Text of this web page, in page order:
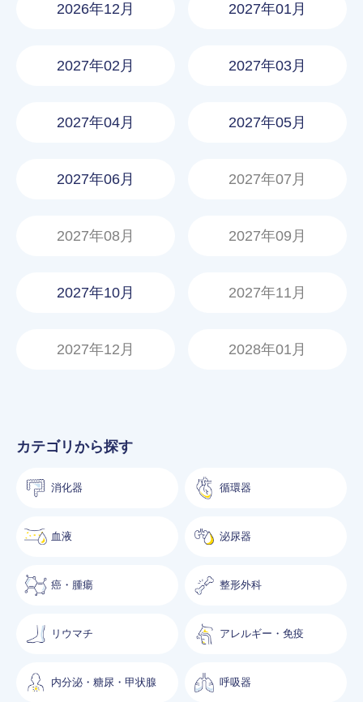
2026年12月 2027年01月
2027年02月 2027年03月
2027年04月 2027年05月
2027年06月 2027年07月
2027年08月 2027年09月
2027年10月 2027年11月
2027年12月 2028年01月
カテゴリから探す
消化器 循環器
血液 泌尿器
癌・腫瘍 整形外科
リウマチ アレルギー・免疫
内分泌・糖尿・甲状腺 呼吸器